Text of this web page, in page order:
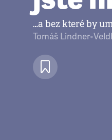
…a bez které by
Tomáš Lindner•